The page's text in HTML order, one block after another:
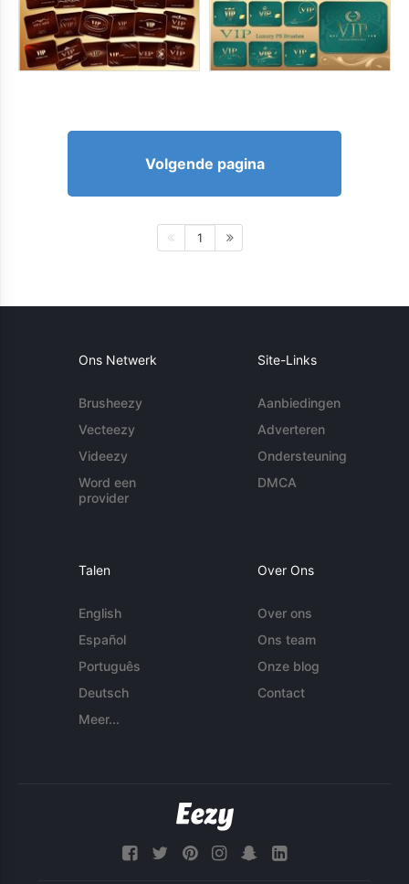
Volgende pagina
1
Ons Netwerk
Brusheezy
Vecteezy
Videezy
Word een
provider
Site-Links
Aanbiedingen
Adverteren
Ondersteuning
DMCA
Talen
English
Español
Português
Deutsch
Meer...
Over Ons
Over ons
Ons team
Onze blog
Contact